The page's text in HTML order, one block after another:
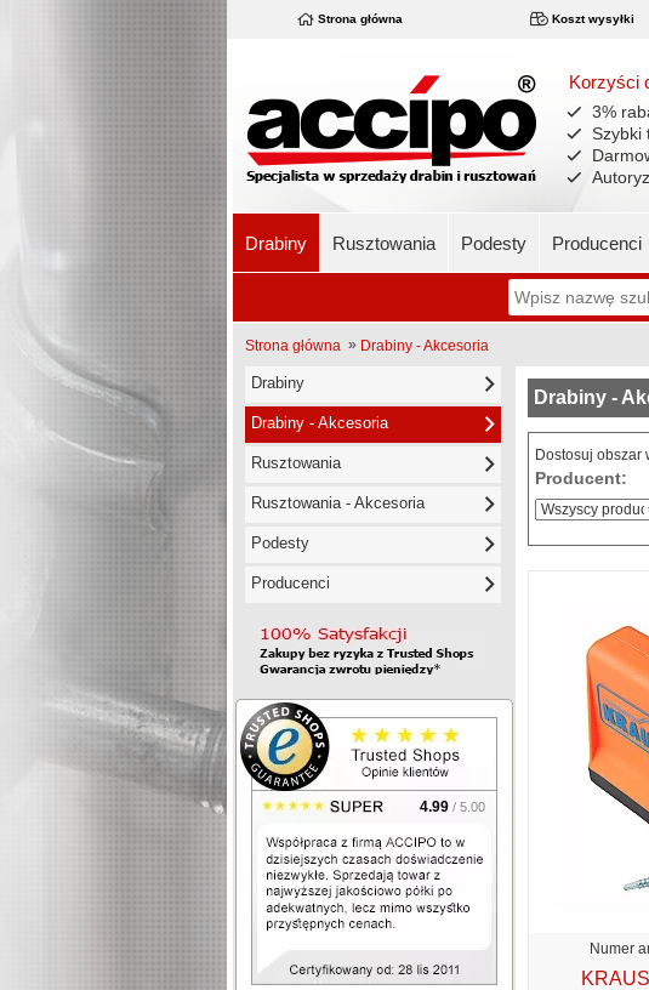
Strona główna Koszt wysyłki
Korzyści
3%
Szybki
Drabiny Rusztowania Podesty Producenci
Strona główna » Drabiny - Akcesoria
Drabiny
Drabiny - Akcesoria
Rusztowania
Rusztowania - Akcesoria
Podesty
Producenci
4.99 / 5.00
Drabiny -
Dostosuj obszar
Producent:
Numer